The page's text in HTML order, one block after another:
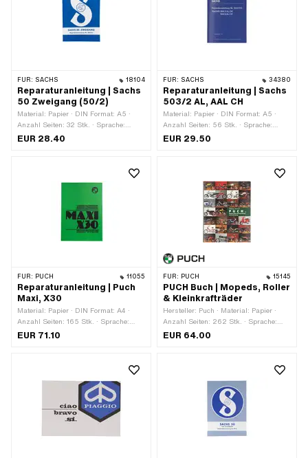
FÜR: SACHS 18104
Reparaturanleitung | Sachs
50 Zweigang (50/2)
Material: Papier · DIN Format: A5 ·
Anzahl Seiten: 32 Stk. · Sprache:
Deutsch
EUR 28.40
FÜR: SACHS 34380
Reparaturanleitung | Sachs
503/2 AL, AAL CH
Material: Papier · DIN Format: A5 ·
Anzahl Seiten: 56 Stk. · Sprache:
Deutsch
EUR 29.50
FÜR: PUCH 11055
Reparaturanleitung | Puch
Maxi, X30
Material: Papier · DIN Format: A4 ·
Anzahl Seiten: 165 Stk. · Sprache:
Deutsch · Sprache: Französisch
EUR 71.10
FÜR: PUCH 15145
PUCH Buch | Mopeds, Roller
& Kleinkrafträder
Hersteller: Puch · Material: Papier ·
Anzahl Seiten: 262 Stk. · Sprache:
Deutsch
EUR 64.00